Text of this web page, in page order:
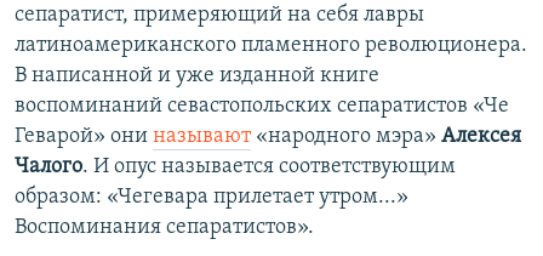
сепаратист, примеряющий на себя лавры
латиноамериканского пламенного революционера.
В написанной и уже изданной книге
воспоминаний севастопольских сепаратистов «Че
Геварой» они называют«народного мэра» Алексея
Чалого. И опус называется соответствующим
образом: «Чегевара прилетает утром...»
Воспоминания сепаратистов».